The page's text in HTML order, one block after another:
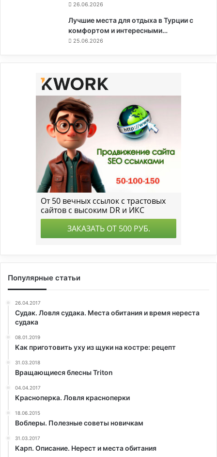
26.06.2026
Лучшие места для отдыха в Турции с
комфортом и интересными…
25.06.2026
Популярные статьи
26.04.2017
Судак. Ловля судака. Места обитания и время нереста
судака
08.01.2019
Как приготовить уху из щуки на костре: рецепт
31.03.2018
Вращающиеся блесны Triton
04.04.2017
Красноперка. Ловля красноперки
18.06.2015
Воблеры. Полезные советы новичкам
31.03.2017
Карп. Описание. Нерест и места обитания